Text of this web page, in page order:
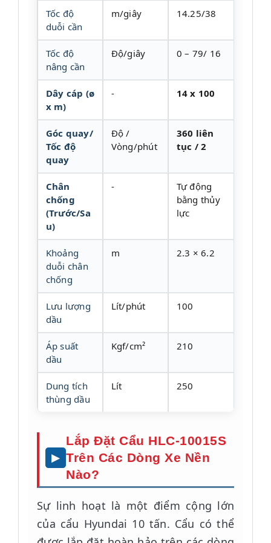
Tốc độ
duỗi cần
m/giây 14.25/38
Tốc độ
nâng cần
Độ/giây 0 – 79/ 16
Dây cáp (ø
x m)
- 14 x 100
Góc quay/
Tốc độ
quay
Độ /
Vòng/phút
360 liên
tục / 2
Chân
chống
(Trước/Sa
u)
-
Tự động
bằng thủy
lực
Khoảng
duỗi chân
chống
m 2.3 × 6.2
Lưu lượng
dầu
Lít/phút 100
Áp suất
dầu
Kgf/cm² 210
Dung tích
thùng dầu
Lít 250
Lắp Đặt Cẩu HLC-10015S
Trên Các Dòng Xe Nền
Nào?
Sự linh hoạt là một điểm cộng lớn
của cẩu Hyundai 10 tấn. Cẩu có thể